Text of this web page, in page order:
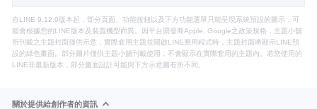
自LINE 9.12.0版本起，部分頁面、功能按鈕以及下方功能選單只能呈現系統預設的圖示，可
能會根據您的LINE版本及裝置機型而異。因平台開發商Apple, Google之政策規格，主題小舖
所刊載之主題封面僅供示意，實際套用主題並開啟LINE應用程式時，主題封面將顯示LINE預
設的綠色畫面。部分圖片僅供主題小舖刊載使用，不會顯示在實際套用的主題內。若您使用的
LINE非最新版本，部分畫面設計可能與下方示意圖有所不同。
關於提供給創作者的資訊